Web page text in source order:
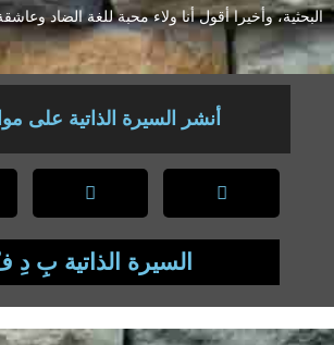
البحثية، وأخيرا أقول أنا ولاء محبة للغة الضاد
أنشر السيرة الذاتية على
السيرة الذاتية بِ دِ